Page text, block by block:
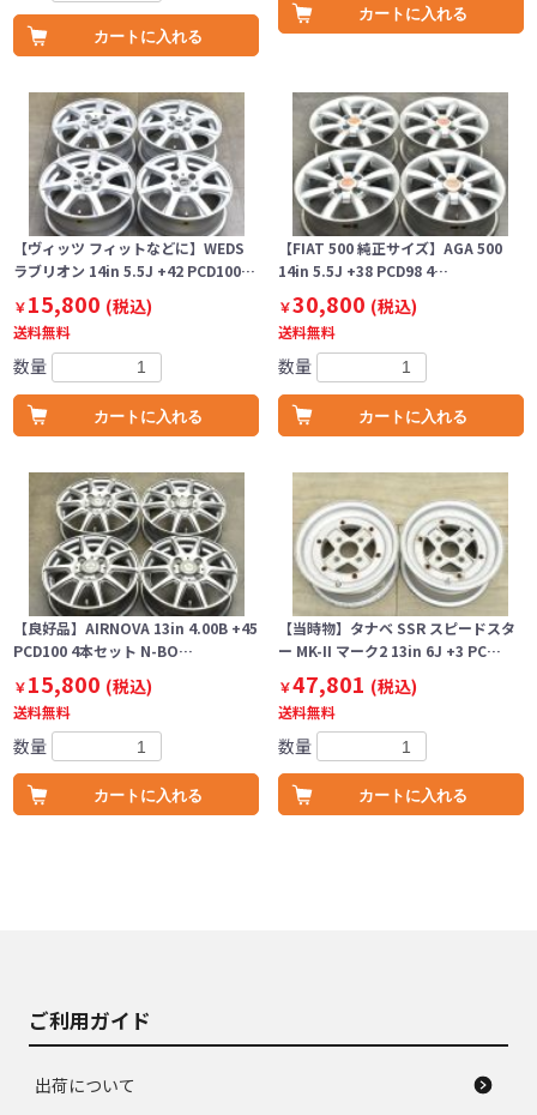
カートに入れる
カートに入れる
【ヴィッツ フィットなどに】WEDS
ラブリオン 14in 5.5J +42 PCD100…
￥15,800 (税込)
送料無料
数量
カートに入れる
【FIAT 500 純正サイズ】AGA 500
14in 5.5J +38 PCD98 4…
￥30,800 (税込)
送料無料
数量
カートに入れる
【良好品】AIRNOVA 13in 4.00B +45
PCD100 4本セット N-BO…
￥15,800 (税込)
送料無料
数量
カートに入れる
【当時物】タナベ SSR スピードスタ
ー MK-II マーク2 13in 6J +3 PC…
￥47,801 (税込)
送料無料
数量
カートに入れる
ご利用ガイド
出荷について